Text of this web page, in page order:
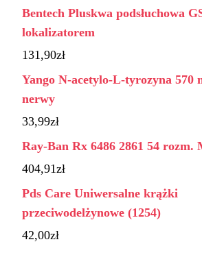
Bentech Pluskwa podsłuchowa
lokalizatorem
131,90zł
Yango N-acetylo-L-tyrozyna 570
nerwy
33,99zł
Ray-Ban Rx 6486 2861 54 rozm.
404,91zł
Pds Care Uniwersalne krążki
przeciwodelżynowe (1254)
42,00zł